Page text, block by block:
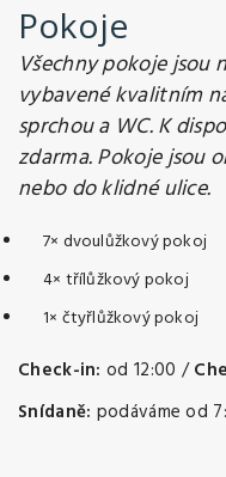
Pokoje
Všechny pokoje jsou
vybavené kvalitním
sprchou a WC. K
zdarma. Pokoje jsou
nebo do klidné ulice.
7× dvoulůžkový pokoj
4× třílůžkový pokoj
1× čtyřlůžkový pokoj
Check-in: od 12:00 /
Snídaně: podáváme od